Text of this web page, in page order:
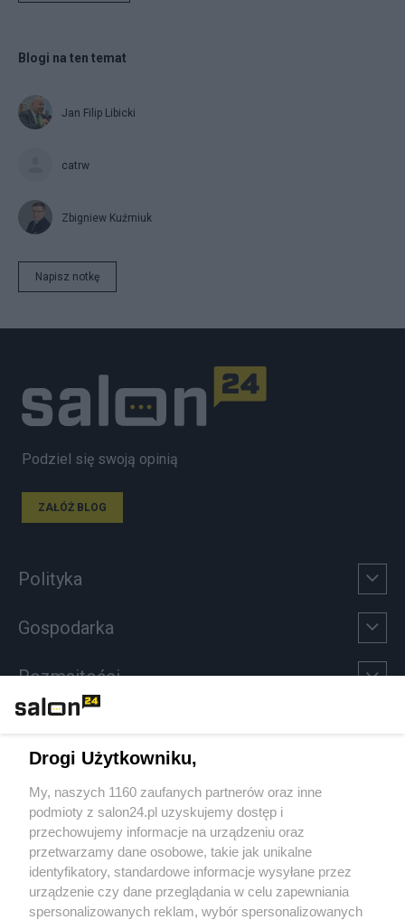
Blogi na ten temat
Jan Filip Libicki
catrw
Zbigniew Kuźmiuk
Napisz notkę
Podziel się swoją opinią
ZAŁÓŻ BLOG
Polityka
Gospodarka
Rozmaitości
Sport
Społeczeństwo
Kultura
Drogi Użytkowniku,
My, naszych 1160 zaufanych partnerów oraz inne
podmioty z salon24.pl uzyskujemy dostęp i
przechowujemy informacje na urządzeniu oraz
przetwarzamy dane osobowe, takie jak unikalne
identyfikatory, standardowe informacje wysyłane przez
urządzenie czy dane przeglądania w celu zapewniania
spersonalizowanych reklam, wybór spersonalizowanych